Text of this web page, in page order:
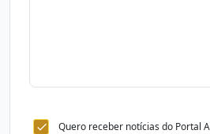
Quero receber notícias do Portal